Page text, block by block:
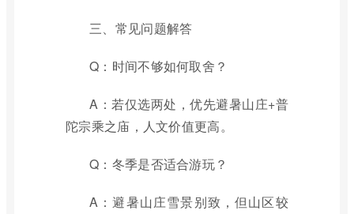
三、常见问题解答
Q：时间不够如何取舍？
A：若仅选两处，优先避暑山庄+普
陀宗乘之庙，人文价值更高。
Q：冬季是否适合游玩？
A：避暑山庄雪景别致，但山区较